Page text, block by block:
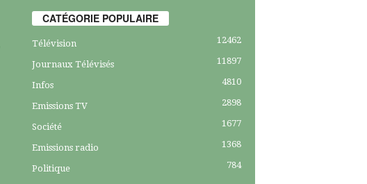
CATÉGORIE POPULAIRE
Télévision 12462
Journaux Télévisés 11897
Infos 4810
Emissions TV 2898
Société 1677
Emissions radio 1368
Politique 784